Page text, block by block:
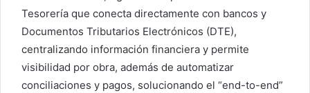
Tesorería que conecta directamente con bancos y
Documentos Tributarios Electrónicos (DTE),
centralizando información financiera y permite
visibilidad por obra, además de automatizar
conciliaciones y pagos, solucionando el “end-to-end”